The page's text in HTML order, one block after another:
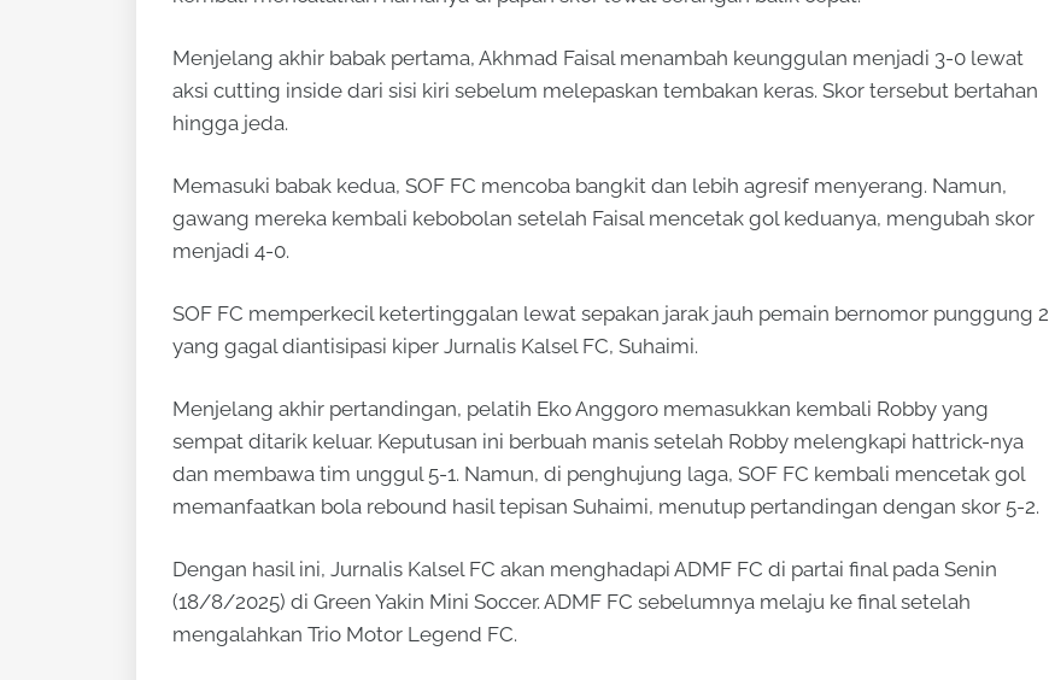
Menjelang akhir babak pertama, Akhmad Faisal menambah keunggulan menjadi 3-0 lewat
aksi cutting inside dari sisi kiri sebelum melepaskan tembakan keras. Skor tersebut bertahan
hingga jeda.
Memasuki babak kedua, SOF FC mencoba bangkit dan lebih agresif menyerang. Namun,
gawang mereka kembali kebobolan setelah Faisal mencetak gol keduanya, mengubah skor
menjadi 4-0.
SOF FC memperkecil ketertinggalan lewat sepakan jarak jauh pemain bernomor punggung 2
yang gagal diantisipasi kiper Jurnalis Kalsel FC, Suhaimi.
Menjelang akhir pertandingan, pelatih Eko Anggoro memasukkan kembali Robby yang
sempat ditarik keluar. Keputusan ini berbuah manis setelah Robby melengkapi hattrick-nya
dan membawa tim unggul 5-1. Namun, di penghujung laga, SOF FC kembali mencetak gol
memanfaatkan bola rebound hasil tepisan Suhaimi, menutup pertandingan dengan skor 5-2.
Dengan hasil ini, Jurnalis Kalsel FC akan menghadapi ADMF FC di partai final pada Senin
(18/8/2025) di Green Yakin Mini Soccer. ADMF FC sebelumnya melaju ke final setelah
mengalahkan Trio Motor Legend FC.